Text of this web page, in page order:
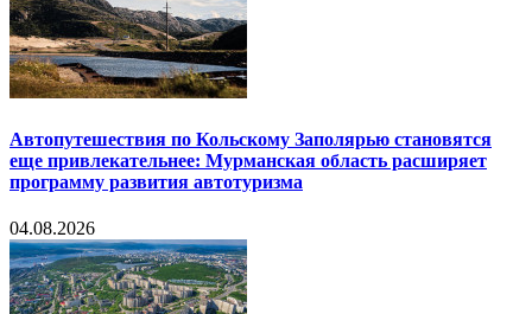
Автопутешествия по Кольскому Заполярью становятся
еще привлекательнее: Мурманская область расширяет
программу развития автотуризма
04.08.2026